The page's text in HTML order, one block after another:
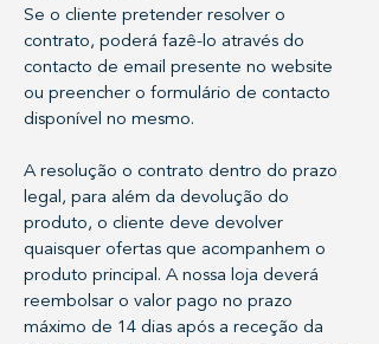
Se o cliente pretender resolver o
contrato, poderá fazê-lo através do
contacto de email presente no website
ou preencher o formulário de contacto
disponível no mesmo.
A resolução o contrato dentro do prazo
legal, para além da devolução do
produto, o cliente deve devolver
quaisquer ofertas que acompanhem o
produto principal. A nossa loja deverá
reembolsar o valor pago no prazo
máximo de 14 dias após a receção da